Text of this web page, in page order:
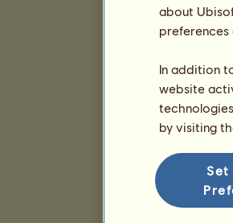
about
In addition
website
by visiting
Set